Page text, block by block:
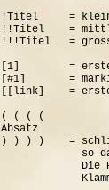
!Titel     =
!!Titel    =
!!!Titel   =
[1]        =
[#1]       =
[[link]    =
( ( ( (
Absatz
) ) ) )    =
so
Die